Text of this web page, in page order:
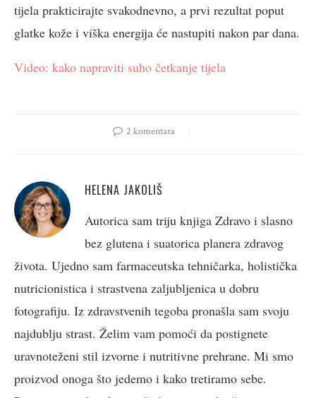
tijela prakticirajte svakodnevno, a prvi rezultat poput
glatke kože i viška energija će nastupiti nakon par dana.
Video: kako napraviti suho četkanje tijela
2 komentara
HELENA JAKOLIŠ
Autorica sam triju knjiga Zdravo i slasno
bez glutena i suatorica planera zdravog
života. Ujedno sam farmaceutska tehničarka, holistička
nutricionistica i strastvena zaljubljenica u dobru
fotografiju. Iz zdravstvenih tegoba pronašla sam svoju
najdublju strast. Želim vam pomoći da postignete
uravnoteženi stil izvorne i nutritivne prehrane. Mi smo
proizvod onoga što jedemo i kako tretiramo sebe.